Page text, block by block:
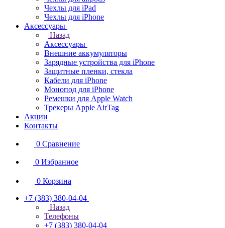
Чехлы для iPad
Чехлы для iPhone
Аксессуары
Назад
Аксессуары
Внешние аккумуляторы
Зарядные устройства для iPhone
Защитные пленки, стекла
Кабели для iPhone
Монопод для iPhone
Ремешки для Apple Watch
Трекеры Apple AirTag
Акции
Контакты
0 Сравнение
0 Избранное
0 Корзина
+7 (383) 380-04-04
Назад
Телефоны
+7 (383) 380-04-04